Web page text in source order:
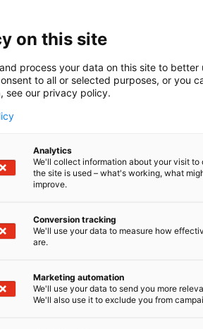
messuille
messuille
on this site
process your data on this site to
to all or selected purposes, or you
see our privacy policy.
Analytics
We'll collect information about your visit to
the site is used – what's working, what
improve.
Conversion tracking
We'll use your data to measure how
are.
Marketing automation
We'll use your data to send you more
We'll also use it to exclude you from